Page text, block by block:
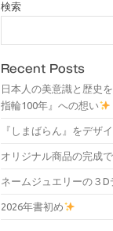
検索
Recent Posts
日本人の美意識と歴史
指輪100年』への想い
『しまばらん』をデザ
オリジナル商品の完成
ネームジュエリーの３
2026年書初め